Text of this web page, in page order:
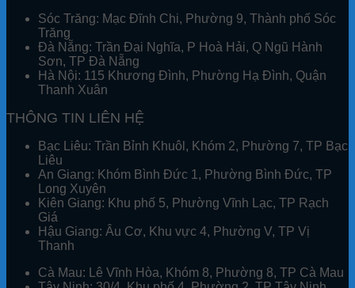
Sóc Trăng: Mạc Đĩnh Chi, Phường 9, Thành phố Sóc
Trăng
Đà Nẵng: Trần Đại Nghĩa, P Hoà Hải, Q Ngũ Hành
Sơn, TP Đà Nẵng
Hà Nội: 115 Khương Đình, Phường Hạ Đình, Quận
Thanh Xuân
THÔNG TIN LIÊN HỆ
Bạc Liêu: Trần Bỉnh Khuôl, Khóm 2, Phường 7, TP Bạc
Liêu
An Giang: Khóm Bình Đức 1, Phường Bình Đức, TP
Long Xuyên
Kiên Giang: Khu phố 5, Phường Vĩnh Lạc, TP Rạch
Giá
Hậu Giang: Âu Cơ, Khu vực 4, Phường V, TP Vị
Thanh
Cà Mau: Lê Vĩnh Hòa, Khóm 8, Phường 8, TP Cà Mau